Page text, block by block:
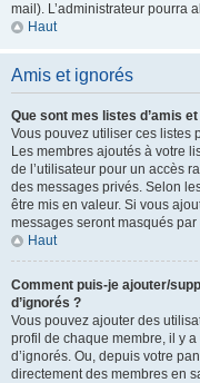
mail). L’administrateur pourra
Haut
Amis et ignorés
Que sont mes listes d’amis et
Vous pouvez utiliser ces listes
Les membres ajoutés à votre
de l’utilisateur pour un accès
des messages privés. Selon
être mis en valeur. Si vous
messages seront masqués par
Haut
Comment puis-je ajouter/
d’ignorés ?
Vous pouvez ajouter des
profil de chaque membre, il y a
d’ignorés. Ou, depuis votre
directement des membres en